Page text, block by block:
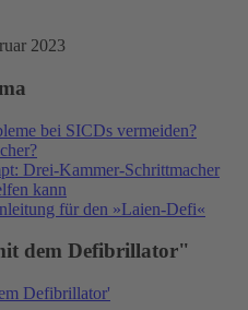
2023
bei SICDs vermeiden?
Drei-Kammer-Schrittmacher
kann
für den »Laien-Defi«
dem Defibrillator"